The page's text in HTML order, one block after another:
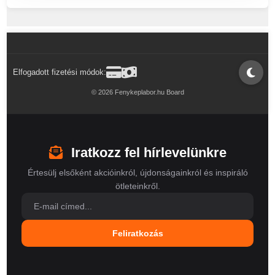
Elfogadott fizetési módok:
© 2026 Fenykeplabor.hu Board
Iratkozz fel hírlevelünkre
Értesülj elsőként akcióinkról, újdonságainkról és inspiráló
ötleteinkről.
Feliratkozás